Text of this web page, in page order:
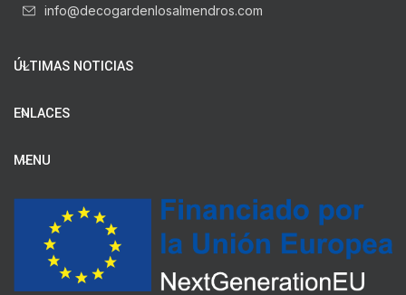
info@decogardenlosalmendros.com
ÚLTIMAS NOTICIAS
ENLACES
MENU